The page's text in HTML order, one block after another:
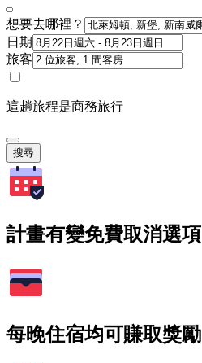
想要去哪裡？
日期
旅客
這趟旅程是商務旅行
搜尋
計畫有變免費取消選項
每晚住宿均可賺取獎勵